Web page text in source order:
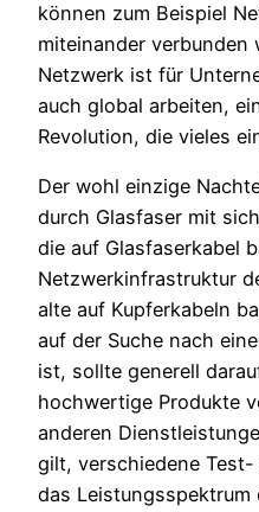
können zum Beispiel
miteinander verbunden
Netzwerk ist für
auch global arbeiten,
Revolution, die vieles
Der wohl einzige
durch Glasfaser mit
die auf Glasfaserkabel
Netzwerkinfrastruktur
alte auf Kupferkabeln
auf der Suche nach
ist, sollte generell
hochwertige Produkte
anderen
gilt, verschiedene
das Leistungsspektrum